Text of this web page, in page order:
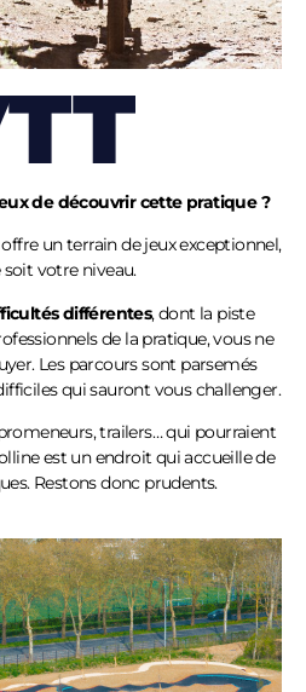
de découvrir cette pratique ?
un terrain de jeux exceptionnel,
soit votre niveau.
différentes, dont la piste
de la pratique, vous ne
Les parcours sont parsemés
qui sauront vous challenger.
trailers… qui pourraient
est un endroit qui accueille de
Restons donc prudents.